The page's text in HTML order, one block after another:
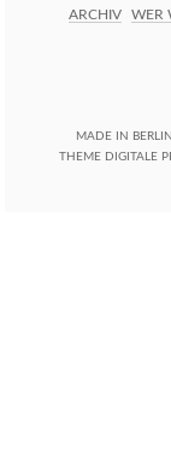
ARCHIV WER
MADE IN
THEME DIGITALE